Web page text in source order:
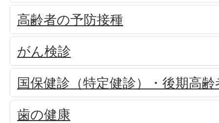
高齢者の予防接種
がん検診
国保健診（特定健診）・後期高齢
歯の健康